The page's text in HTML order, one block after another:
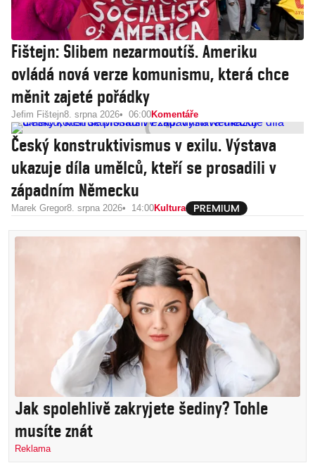
Fištejn: Slibem nezarmoutíš. Ameriku
ovládá nová verze komunismu, která chce
měnit zajeté pořádky
Jefim Fištejn8. srpna 2026 06:00Komentáře
Český konstruktivismus v exilu. Výstava
ukazuje díla umělců, kteří se prosadili v
západním Německu
Marek Gregor8. srpna 2026 14:00Kultura
Jak spolehlivě zakryjete šediny? Tohle
musíte znát
Reklama